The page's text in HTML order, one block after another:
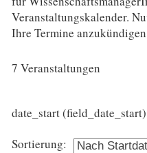
Veranstaltungskalender.
Ihre Termine
7 Veranstaltungen
date_start (field_date_start)
Sortierung: